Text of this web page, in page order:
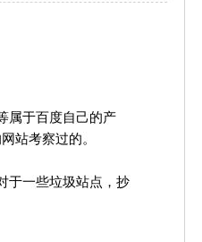
属于百度自己的产
站考察过的。
于一些垃圾站点，抄